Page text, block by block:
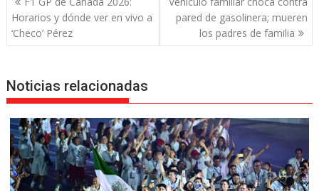
de
entradas
Horarios y dónde ver en vivo a
‘Checo’ Pérez
pared de gasolinera; mueren
los padres de familia
Noticias relacionadas